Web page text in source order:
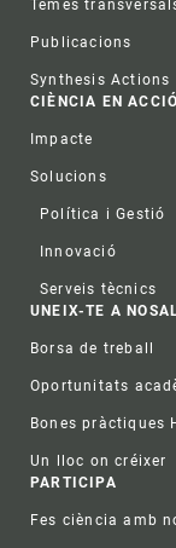
Temes
Publicacions
Synthesis Actions
CIÈNCIA EN ACCIÓ
Impacte
Solucions
Política i Gestió
Innovació
Serveis tècnics
UNEIX-TE A
Borsa de treball
Oportunitats
Bones pràctiques
Un lloc on créixer
PARTICIPA
Fes ciència amb